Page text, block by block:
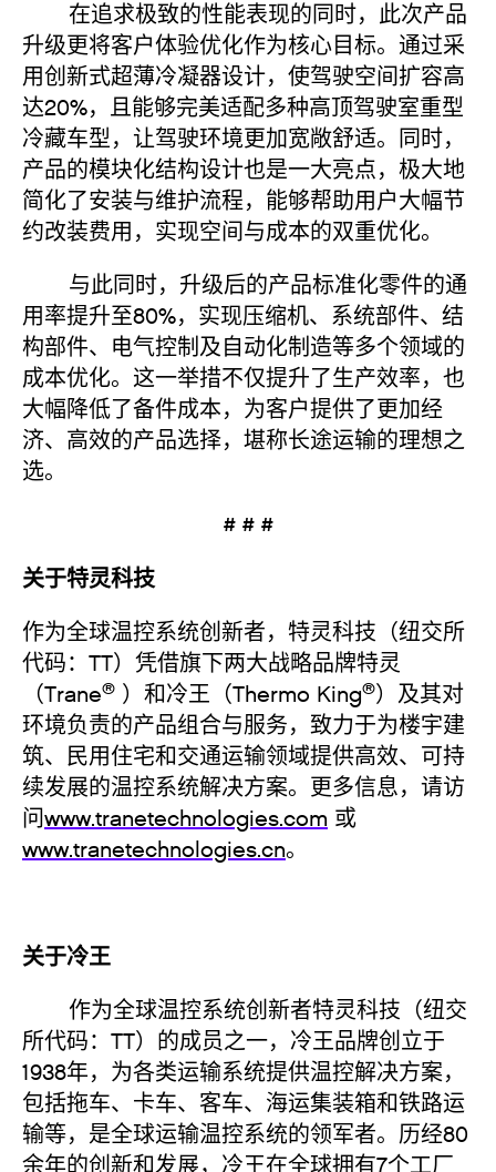
在追求极致的性能表现的同时，此次产品
升级更将客户体验优化作为核心目标。通过采
用创新式超薄冷凝器设计，使驾驶空间扩容高
达20%，且能够完美适配多种高顶驾驶室重型
冷藏车型，让驾驶环境更加宽敞舒适。同时，
产品的模块化结构设计也是一大亮点，极大地
简化了安装与维护流程，能够帮助用户大幅节
约改装费用，实现空间与成本的双重优化。
与此同时，升级后的产品标准化零件的通
用率提升至80%，实现压缩机、系统部件、结
构部件、电气控制及自动化制造等多个领域的
成本优化。这一举措不仅提升了生产效率，也
大幅降低了备件成本，为客户提供了更加经
济、高效的产品选择，堪称长途运输的理想之
选。
# # #
关于特灵科技
作为全球温控系统创新者，特灵科技（纽交所
代码：TT）凭借旗下两大战略品牌特灵
（Trane® ）和冷王（Thermo King®）及其对
环境负责的产品组合与服务，致力于为楼宇建
筑、民用住宅和交通运输领域提供高效、可持
续发展的温控系统解决方案。更多信息，请访
问www.tranetechnologies.com 或
www.tranetechnologies.cn。
关于冷王
作为全球温控系统创新者特灵科技（纽交
所代码：TT）的成员之一，冷王品牌创立于
1938年，为各类运输系统提供温控解决方案，
包括拖车、卡车、客车、海运集装箱和铁路运
输等，是全球运输温控系统的领军者。历经80